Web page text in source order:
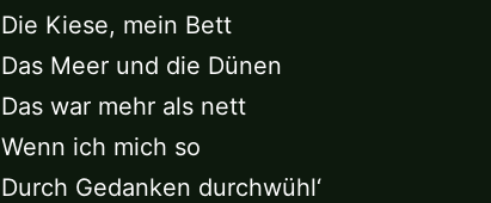
Die Kiese, mein Bett
Das Meer und die Dünen
Das war mehr als nett
Wenn ich mich so
Durch Gedanken durchwühl‘